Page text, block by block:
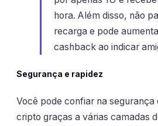
hora. Além disso, não
recarga e pode
cashback ao indicar
Segurança e rapidez
Você pode confiar na segurança
cripto graças a várias camadas